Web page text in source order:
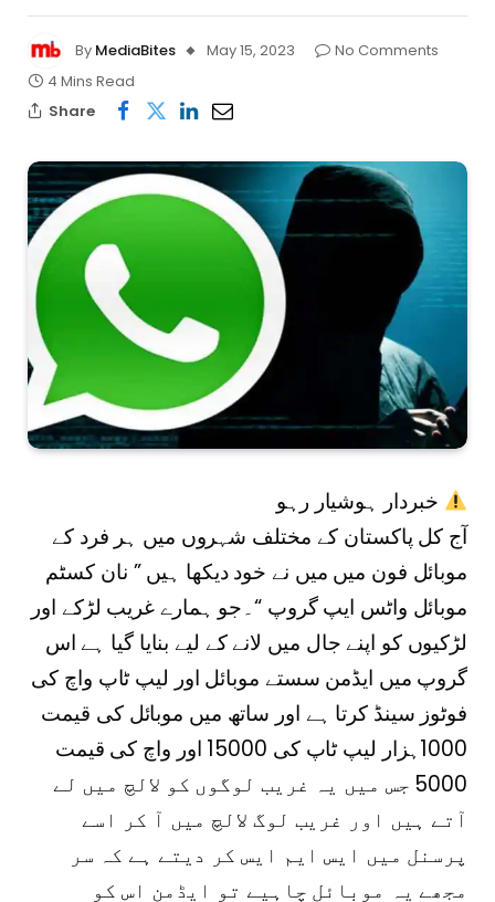
By MediaBites May 15, 2023
No Comments
4 Mins Read
Share
آج کل پاکستان کے مختلف شہروں میں ہر فرد کے
موبائل فون میں میں نے خود دیکھا ہیں ” نان کسٹم
موبائل واٹس ایپ گروپ “۔جو ہمارے غریب لڑکے اور
لڑکیوں کو اپنے جال میں لانے کے لیے بنایا گیا ہے اس
گروپ میں ایڈمن سستے موبائل اور لیپ ٹاپ واچ کی
فوٹوز سینڈ کرتا ہے اور ساتھ میں موبائل کی قیمت
1000ہزار لیپ ٹاپ کی 15000 اور واچ کی قیمت
5000 جس میں یہ غریب لوگوں کو لالچ میں لے
آتے ہیں اور غریب لوگ لالچ میں آ کر اسے
پرسنل میں ایس ایم ایس کر دیتے ہے کہ سر
مجھے یہ موبائل چاہیے تو ایڈمن اس کو